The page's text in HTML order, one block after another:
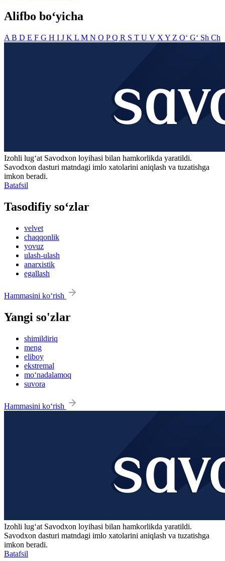
Alifbo bo‘yicha
A B D E F G H I J K L M N O PQ R S T U V X Y Z O‘ G‘ Sh Ch
Izohli lugʻat Savodxon loyihasi bilan hamkorlikda yaratildi.
Savodxon dasturi matndagi imlo xatolarini aniqlash va tuzatishga
imkon beradi.
Batafsil
Tasodifiy so‘zlar
velvet
chaqqonlik
yovuz
ulash-ulash
anarxistik
egallash
Hammasini ko‘rish
Yangi so'zlar
shimildiriq
meng
eliboy
ekstremal
mo‘nadalamoq
suvora
Hammasini ko‘rish
Izohli lugʻat Savodxon loyihasi bilan hamkorlikda yaratildi.
Savodxon dasturi matndagi imlo xatolarini aniqlash va tuzatishga
imkon beradi.
Batafsil